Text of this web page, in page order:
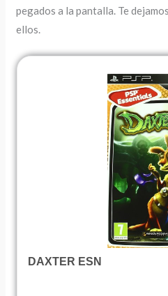
pegados a la pantalla. Te
ellos.
DAXTER ESN